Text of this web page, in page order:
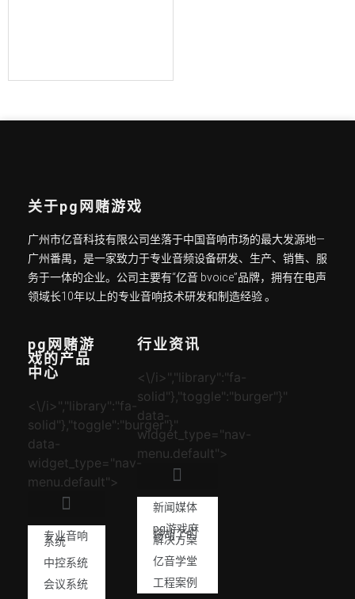
关于pg网赌游戏
广州市亿音科技有限公司坐落于中国音响市场的最大发源地—
广州番禺，是一家致力于专业音频设备研发、生产、销售、服
务于一体的企业。公司主要有“亿音 bvoice”品牌，拥有在电声
领域长10年以上的专业音响技术研发和制造经验 。
pg网赌游
戏的产品
中心
<\/i>","library":"fa-
solid"},"toggle":"burger"}"
data-
widget_type="nav-
menu.default">
专业音响
系统
中控系统
会议系统
行业资讯
<\/i>","library":"fa-
solid"},"toggle":"burger"}"
data-
widget_type="nav-
menu.default">
新闻媒体
pg游戏麻
将胡了的
解决方案
亿音学堂
工程案例